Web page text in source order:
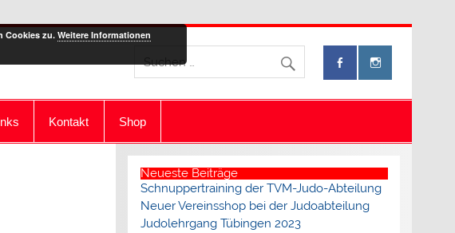
Kontakt Shop
Neueste Beiträge
Schnuppertraining der TVM-Judo-Abteilung
Neuer Vereinsshop bei der Judoabteilung
Judolehrgang Tübingen 2023
Cookies zu.Weitere Informationen